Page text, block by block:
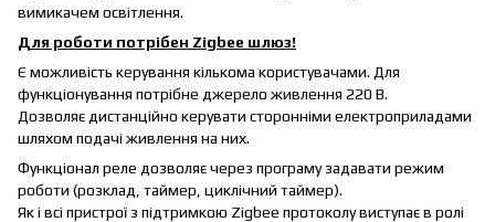
вимикачем освітлення.
Для роботи потрібен Zigbee шлюз!
Є можливість керування кількома користувачами. Для
функціонування потрібне джерело живлення 220 В.
Дозволяє дистанційно керувати сторонніми електроприладами
шляхом подачі живлення на них.
Функціонал реле дозволяє через програму задавати режим
роботи (розклад, таймер, циклічний таймер).
Як і всі пристрої з підтримкою Zigbee протоколу виступає в ролі